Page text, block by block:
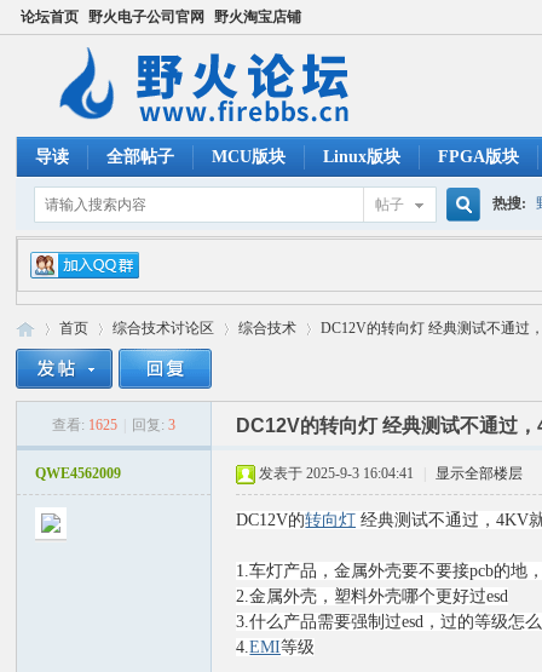
论坛首页 野火电子公司官网 野火淘宝店铺
导读 全部帖子 MCU版块 Linux版块 FPGA版块
帖子
搜
热搜:
首页
›
综合技术讨论区 综合技术
›
DC12V的转向灯 经典测试不通过
查看: 1625 回复: 3 DC12V的转向灯 经典测试不通过
QWE4562009 发表于 2025-9-3 16:04:41 显示全部楼层
DC12V的转向灯 经典测试不通过，4KV
1.车灯产品，金属外壳要不要接pcb的地
2.金属外壳，塑料外壳哪个更好过esd
3.什么产品需要强制过esd，过的等级怎
4.EMI等级